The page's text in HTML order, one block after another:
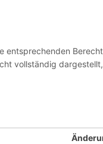
vollständig